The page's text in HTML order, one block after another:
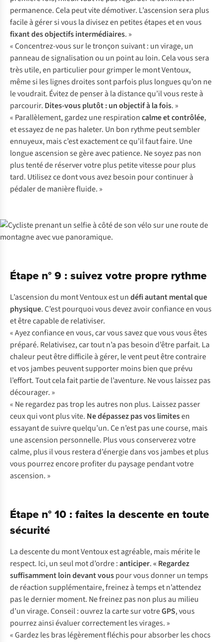
permanence. Cela peut vite démotiver. L’ascension sera plus
facile à gérer si vous la divisez en petites étapes et en vous
fixant des objectifs intermédiaires. »
« Concentrez-vous sur le tronçon suivant : un virage, un
panneau de signalisation ou un point au loin. Cela vous sera
très utile, en particulier pour grimper le mont Ventoux,
même si les lignes droites sont parfois plus longues qu’on ne
le voudrait. Évitez de penser à la distance qu’il vous reste à
parcourir. Dites-vous plutôt : un objectif à la fois. »
« Parallèlement, gardez une respirationcalme et contrôlée,
et essayez de ne pas haleter. Un bon rythme peut sembler
ennuyeux, mais c’est exactement ce qu’il faut faire. Une
longue ascension se gère avec patience. Ne soyez pas non
plus tenté de réserver votre plus petite vitesse pour plus
tard. Utilisez ce dont vous avez besoin pour continuer à
pédaler de manière fluide. »
Étape n° 9 : suivez votre propre rythme
L’ascension du mont Ventoux est undéfi autant mental que
physique. C’est pourquoi vous devez avoir confiance en vous
et être capable de relativiser.
« Ayez confiance en vous, car vous savez que vous vous êtes
préparé. Relativisez, car tout n’a pas besoin d’être parfait. La
chaleur peut être difficile à gérer, le vent peut être contraire
et vos jambes peuvent supporter moins bien que prévu
l’effort. Tout cela fait partie de l’aventure. Ne vous laissez pas
décourager. »
« Ne regardez pas trop les autres non plus. Laissez passer
ceux qui vont plus vite. Ne dépassez pas vos limitesen
essayant de suivre quelqu’un. Ce n’est pas une course, mais
une ascension personnelle. Plus vous conserverez votre
calme, plus il vous restera d’énergie dans vos jambes et plus
vous pourrez encore profiter du paysage pendant votre
ascension. »
Étape n° 10 : faites la descente en toute
sécurité
La descente du mont Ventoux est agréable, mais mérite le
respect. Ici, un seul mot d’ordre :anticiper.« Regardez
suffisamment loin devant vouspour vous donner un temps
de réaction supplémentaire, freinez à temps et n’attendez
pas le dernier moment. Ne freinez pas non plus au milieu
d’un virage. Conseil : ouvrez la carte sur votreGPS, vous
pourrez ainsi évaluer correctement les virages. »
« Gardez les bras légèrement fléchis pour absorber les chocs